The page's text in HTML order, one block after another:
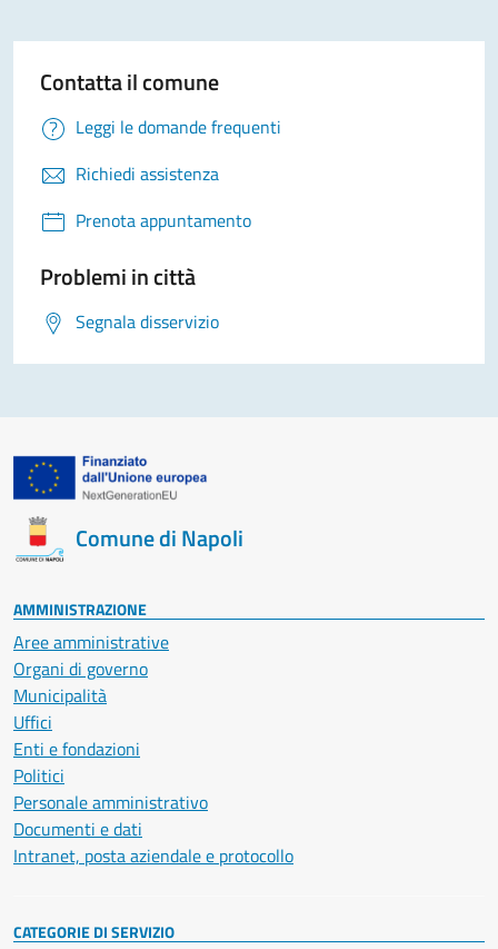
Contatta il comune
Leggi le domande frequenti
Richiedi assistenza
Prenota appuntamento
Problemi in città
Segnala disservizio
Comune di Napoli
AMMINISTRAZIONE
Aree amministrative
Organi di governo
Municipalità
Uffici
Enti e fondazioni
Politici
Personale amministrativo
Documenti e dati
Intranet, posta aziendale e protocollo
CATEGORIE DI SERVIZIO